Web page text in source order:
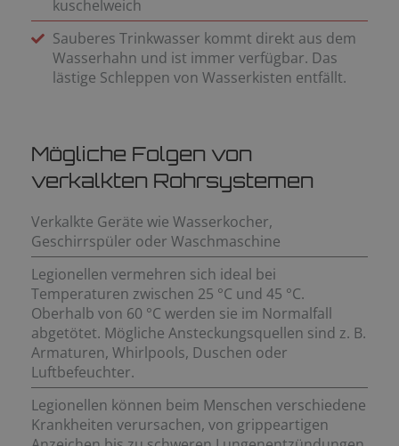
kuschelweich
Sauberes Trinkwasser kommt direkt aus dem
Wasserhahn und ist immer verfügbar. Das
lästige Schleppen von Wasserkisten entfällt.
Mögliche Folgen von
verkalkten Rohrsystemen
Verkalkte Geräte wie Wasserkocher,
Geschirrspüler oder Waschmaschine
Legionellen vermehren sich ideal bei
Temperaturen zwischen 25 °C und 45 °C.
Oberhalb von 60 °C werden sie im Normalfall
abgetötet. Mögliche Ansteckungsquellen sind z. B.
Armaturen, Whirlpools, Duschen oder
Luftbefeuchter.
Legionellen können beim Menschen verschiedene
Krankheiten verursachen, von grippeartigen